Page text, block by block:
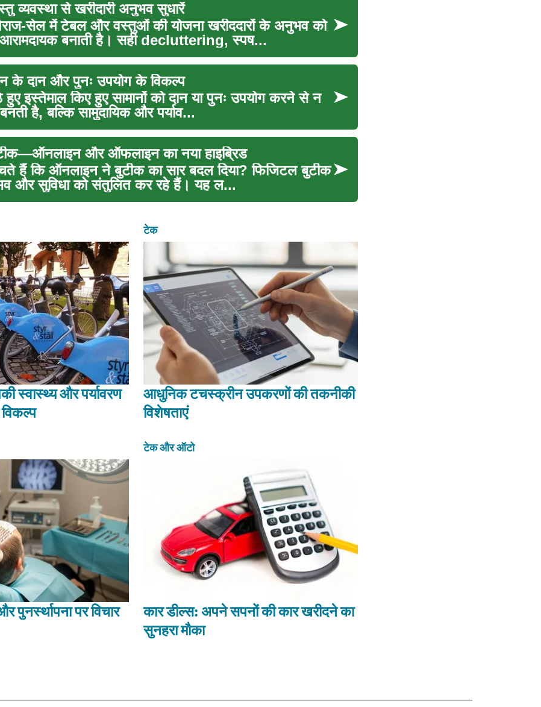
व्यवस्था से खरीदारी अनुभव सुधारें
सेल में टेबल और वस्तुओं की योजना खरीददारों के अनुभव को
बनाती है। सही decluttering, स्पष...
के दान और पुनः उपयोग के विकल्प
इस्तेमाल किए हुए सामानों को दान या पुनः उपयोग करने से न
है, बल्कि सामुदायिक और पर्याव...
और ऑफलाइन का नया हाइब्रिड
हैं कि ऑनलाइन ने बुटीक का सार बदल दिया? फिजिटल बुटीक
और सुविधा को संतुलित कर रहे हैं। यह ल...
स्वास्थ्य और पर्यावरण
टेक
आधुनिक टचस्क्रीन उपकरणों की तकनीकी
विशेषताएं
पुनर्स्थापना पर विचार
टेक और ऑटो
कार डील्स: अपने सपनों की कार खरीदने का
सुनहरा मौका